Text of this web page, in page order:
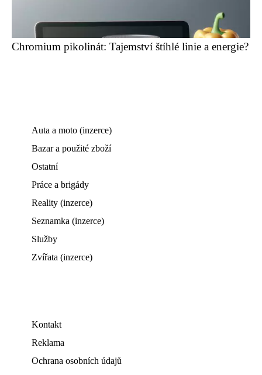
Chromium pikolinát: Tajemství štíhlé linie a energie?
Auta a moto (inzerce)
Bazar a použité zboží
Ostatní
Práce a brigády
Reality (inzerce)
Seznamka (inzerce)
Služby
Zvířata (inzerce)
Kontakt
Reklama
Ochrana osobních údajů